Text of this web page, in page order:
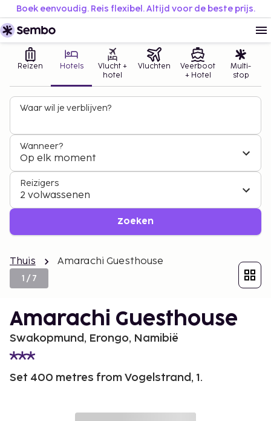
Boek eenvoudig. Reis flexibel. Altijd voor de beste prijs.
Reizen Hotels
Vlucht +
hotel
Vluchten
Veerboot
+ Hotel
Multi-
stop
Waar wil je verblijven?
Wanneer?
Op elk moment
Reizigers
2 volwassenen
Zoeken
Thuis Amarachi Guesthouse
1 /7
Amarachi Guesthouse
Swakopmund, Erongo, Namibië
Set 400 metres from Vogelstrand, 1.